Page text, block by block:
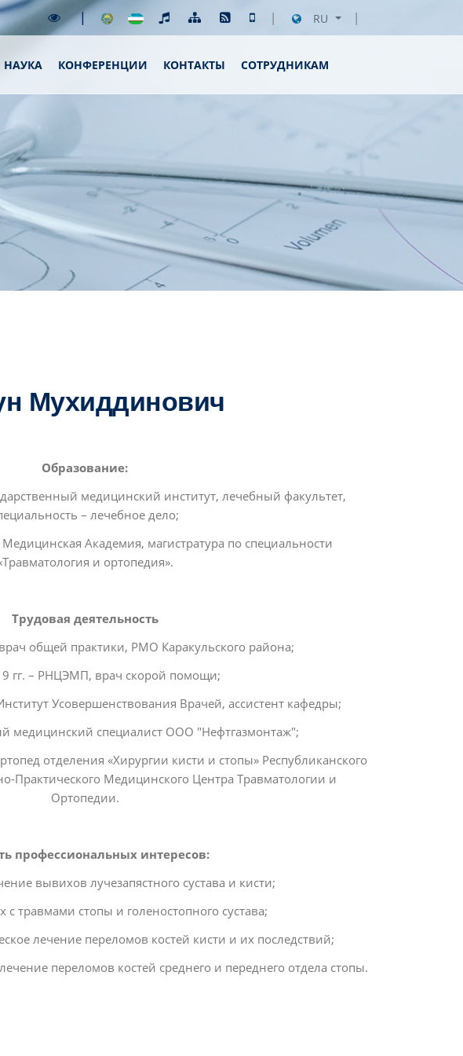
| RU
НАУКА КОНФЕРЕНЦИИ КОНТАКТЫ СОТРУДНИКАМ
Мухиддинович
Образование:
медицинский институт, лечебный факультет,
– лечебное дело;
Академия, магистратура по специальности
и ортопедия».
Трудовая деятельность
общей практики, РМО Каракульского района;
гг. – РНЦЭМП, врач скорой помощи;
Усовершенствования Врачей, ассистент кафедры;
медицинский специалист ООО "Нефтгазмонтаж";
отделения «Хирургии кисти и стопы» Республиканского
Практического Медицинского Центра Травматологии и
Ортопедии.
профессиональных интересов:
вывихов лучезапястного сустава и кисти;
травмами стопы и голеностопного сустава;
лечение переломов костей кисти и их последствий;
переломов костей среднего и переднего отдела стопы.